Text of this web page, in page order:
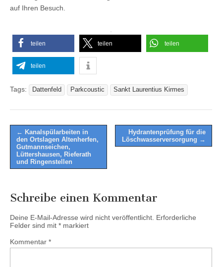
auf Ihren Besuch.
teilen teilen teilen
teilen
Tags: Dattenfeld Parkcoustic Sankt Laurentius Kirmes
Post
navigation
← Kanalspülarbeiten in
den Ortslagen Altenherfen,
Gutmannseichen,
Lüttershausen, Rieferath
und Ringenstellen
Hydrantenprüfung für die
Löschwasserversorgung →
Schreibe einen Kommentar
Deine E-Mail-Adresse wird nicht veröffentlicht. Erforderliche
Felder sind mit * markiert
Kommentar *